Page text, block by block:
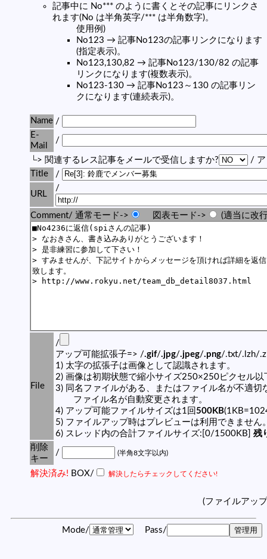
記事中に No*** のように書くとその記事にリンクさ
れます(No は半角英字/*** は半角数字)。
使用例)
No123 → 記事No123の記事リンクになります
(指定表示)。
No123,130,82 → 記事No123/130/82 の記事
リンクになります(複数表示)。
No123-130 → 記事No123～130 の記事リン
クになります(連続表示)。
Name /
E-
Mail
/
└> 関連するレス記事をメールで受信しますか?
/ ア
Title
/
URL
/
Comment/ 通常モード-> 図表モード-> (適当に改
File
/
アップ可能拡張子=> /.gif/.jpg/.jpeg/.png/.txt/.lzh/
1) 太字の拡張子は画像として認識されます。
2) 画像は初期状態で縮小サイズ250×250ピクセル以
3) 同名ファイルがある、またはファイル名が不適切
ファイル名が自動変更されます。
4) アップ可能ファイルサイズは1回 500KB
5) ファイルアップ時はプレビューは利用できません
6) スレッド内の合計ファイルサイズ:[0/1500KB] 残
削除
キー
/ (半角8文字以内)
解決済み! BOX/ 解決したらチェックしてください!
(ファイルアッ
Mode/ Pass/